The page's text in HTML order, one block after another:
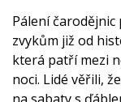
Pálení
zvykům již od
která patří mezi
noci. Lidé věřili,